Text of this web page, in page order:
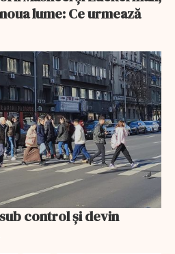
lume: Ce urmează
control și devin